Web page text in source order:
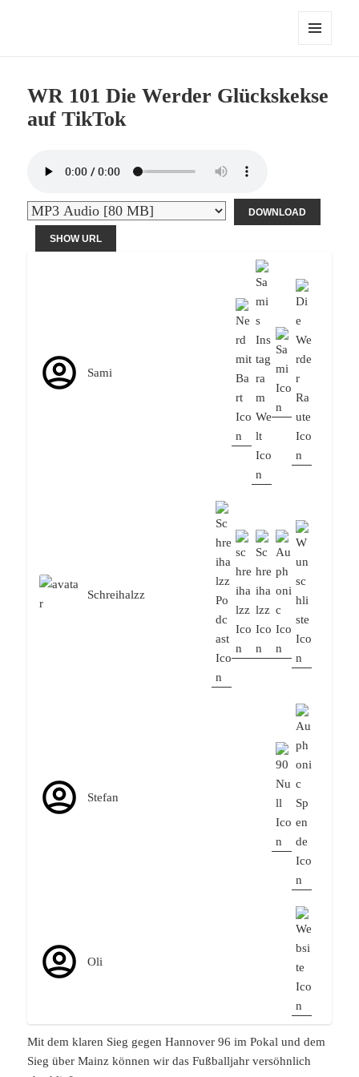
Die Werder Raute – Der Stammtisch
WR 101 Die Werder Glückskekse
auf TikTok
DOWNLOAD
SHOW URL
Sami
Schreihalzz
Stefan
Oli
Mit dem klaren Sieg gegen Hannover 96 im Pokal und dem
Sieg über Mainz können wir das Fußballjahr versöhnlich